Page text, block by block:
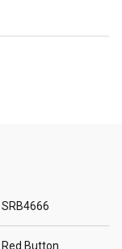
SRB4666
Red Button